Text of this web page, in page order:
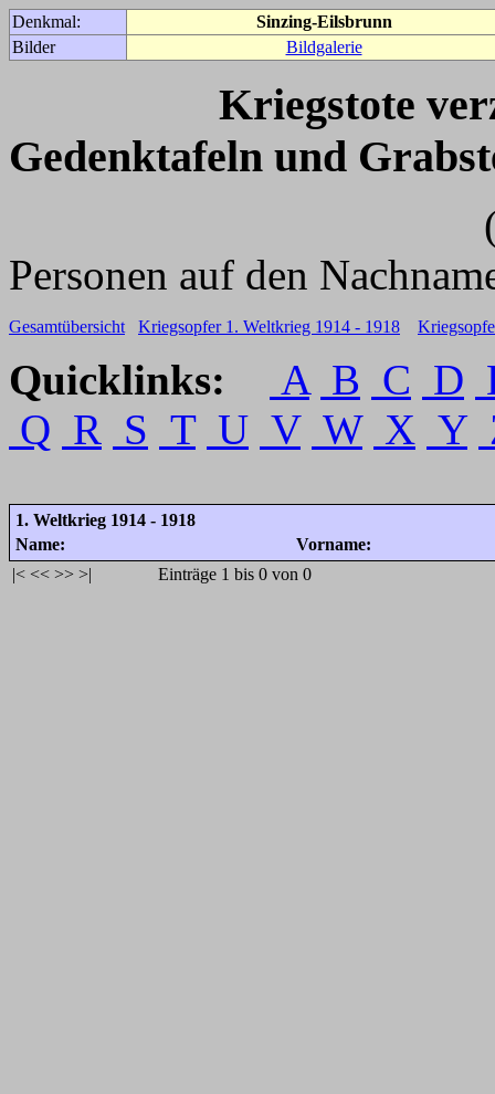
Denkmal:
Sinzing-Eilsbrunn
Bilder
Bildgalerie
Kriegstote
Gedenktafeln und
(Für weitere
Personen auf den
Gesamtübersicht Kriegsopfer 1. Weltkrieg 1914 - 1918
Quicklinks: A B C D
Q R S T U V W X Y
1. Weltkrieg 1914 - 1918
Name:
Vorname:
|< << >> >| Einträge 1 bis 0 von 0